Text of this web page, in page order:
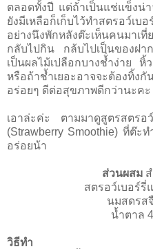
ตลอดทั้งปี แต่ถ้าเป็นแช่แข็งน่
ยังมีเหลือก็เก็บไว้ทำสตรอว์เบ
อย่างนึงพักหลังต๊ะเห็นคนมาเ
กลับไปกิน กล้บไปเป็นของฝา
เป็นผลไม้เปลือกบางชํ้่าง่าย หิ้
หรือถ้าชํ้าเยอะอาจจะต้องทิ้
อร่อยๆ ดีต่อสุขภาพดีกว่านะคะ
เอาล่ะค่ะ ตามมาดูสูตรสตรอ
(Strawberry Smoothie) ที่ต๊ะ
อร่อยน้า
ส่วนผสม
สตรอว์เบอร์รี่
นมสดรส
นํ้าตาล
วิธีทำ